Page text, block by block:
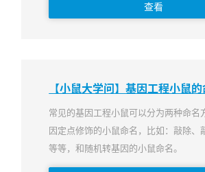
查看
【小鼠大学问】基因工程小鼠的
常见的基因工程小鼠可以分为两种命名
因定点修饰的小鼠命名，比如：敲除、
等等，和随机转基因的小鼠命名。